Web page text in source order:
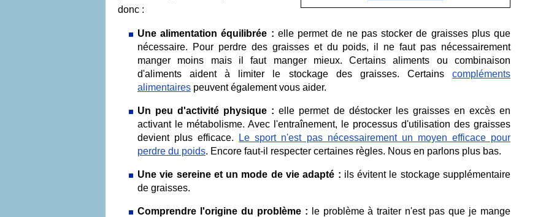
donc :
Une alimentation équilibrée : elle permet de ne pas stocker de graisses plus que
nécessaire. Pour perdre des graisses et du poids, il ne faut pas nécessairement
manger moins mais il faut manger mieux. Certains aliments ou combinaison
d'aliments aident à limiter le stockage des graisses. Certains compléments
alimentaires peuvent également vous aider.
Un peu d'activité physique :elle permet de déstocker les graisses en excès en
activant le métabolisme. Avec l'entraînement, le processus d'utilisation des graisses
devient plus efficace.
Le sport n'est pas nécessairement un moyen efficace pour
perdre du poids. Encore faut-il respecter certaines règles. Nous en parlons plus bas.
Une vie sereine et un mode de vie adapté : ils évitent le stockage supplémentaire
de graisses.
Comprendre l'origine du problème :
le problème à traiter n'est pas que je mange